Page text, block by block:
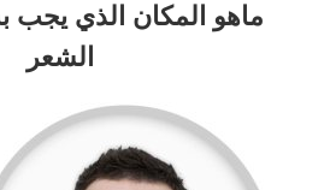
ماهو المكان الذي يجب
الشعر